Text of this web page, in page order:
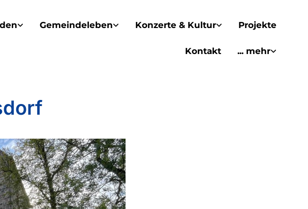
Gemeindeleben Konzerte & Kultur Projekte
Kontakt ... mehr